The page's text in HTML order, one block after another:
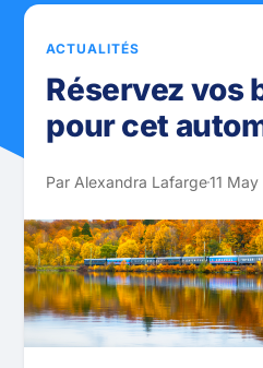
ACTUALITÉS
Réservez vos
pour cet
Par Alexandra Lafarge11